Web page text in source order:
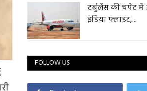
टर्बुलेंस की चपेट
इंडिया फ्लाइट,...
FOLLOW US